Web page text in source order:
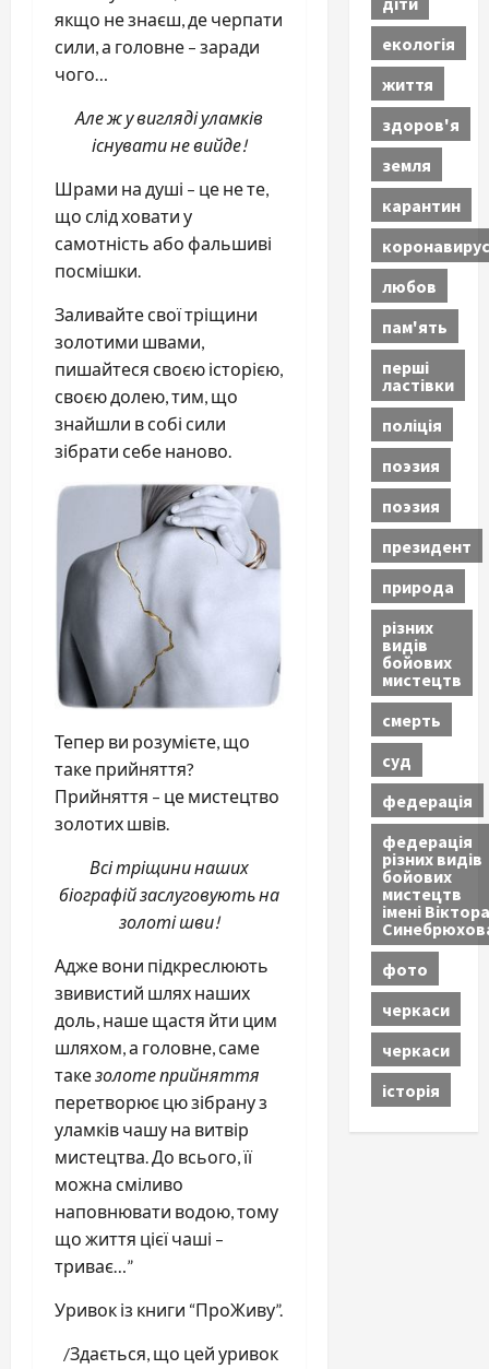
якщо не знаєш, де черпати
сили, а головне – заради
чого…
Але ж у вигляді уламків
існувати не вийде!
Шрами на душі – це не те,
що слід ховати у
самотність або фальшиві
посмішки.
Заливайте свої тріщини
золотими швами,
пишайтеся своєю історією,
своєю долею, тим, що
знайшли в собі сили
зібрати себе наново.
Тепер ви розумієте, що
таке прийняття?
Прийняття – це мистецтво
золотих швів.
Всі тріщини наших
біографій заслуговують на
золоті шви!
Адже вони підкреслюють
звивистий шлях наших
доль, наше щастя йти цим
шляхом, а головне, саме
такезолоте прийняття
перетворює цю зібрану з
уламків чашу на витвір
мистецтва. До всього, її
можна сміливо
наповнювати водою, тому
що життя цієї чаші –
триває…”
Уривок із книги “ПроЖиву”.
/Здається, що цей уривок
екологія
життя
здоров'я
земля
карантин
коронавирус
любов
пам'ять
перші
ластівки
поліція
поэзия
поэзия
президент
природа
різних
видів
бойових
мистецтв
смерть
суд
федерація
федерація
різних видів
бойових
мистецтв
імені Віктора
фото
черкаси
черкаси
історія